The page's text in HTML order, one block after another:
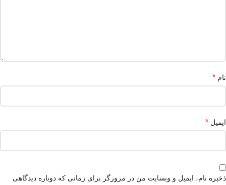
نام *
ایمیل *
ذخیره نام، ایمیل و وبسایت من در مرورگر برای زمانی که دوباره دیدگاهی